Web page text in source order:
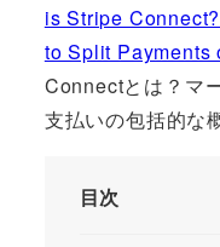
is Stripe
to Split Payments
Connectとは？マ
支払いの包括的な
目次